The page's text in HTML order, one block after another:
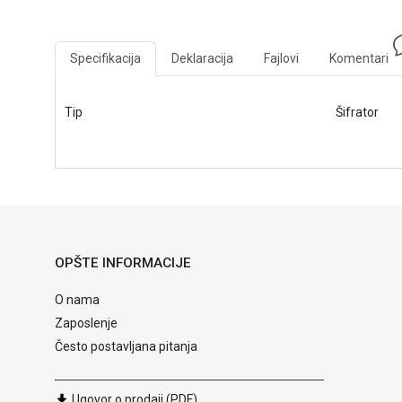
Specifikacija Deklaracija Fajlovi Komentari
Tip Šifrator
OPŠTE INFORMACIJE
O nama
Zaposlenje
Često postavljana pitanja